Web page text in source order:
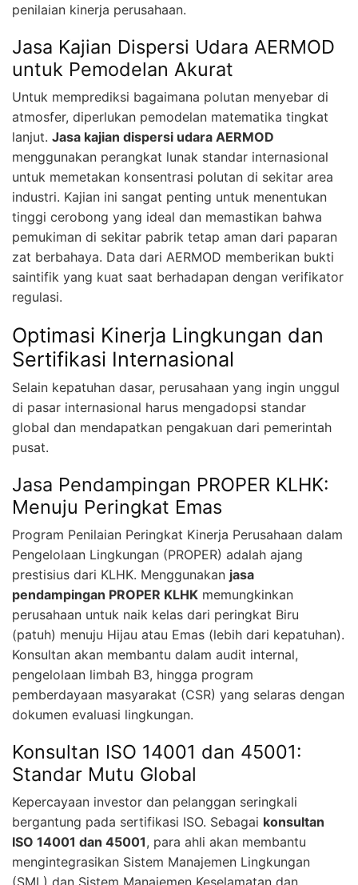
penilaian kinerja perusahaan.
Jasa Kajian Dispersi Udara AERMOD
untuk Pemodelan Akurat
Untuk memprediksi bagaimana polutan menyebar di
atmosfer, diperlukan pemodelan matematika tingkat
lanjut. Jasa kajian dispersi udara AERMOD
menggunakan perangkat lunak standar internasional
untuk memetakan konsentrasi polutan di sekitar area
industri. Kajian ini sangat penting untuk menentukan
tinggi cerobong yang ideal dan memastikan bahwa
pemukiman di sekitar pabrik tetap aman dari paparan
zat berbahaya. Data dari AERMOD memberikan bukti
saintifik yang kuat saat berhadapan dengan verifikator
regulasi.
Optimasi Kinerja Lingkungan dan
Sertifikasi Internasional
Selain kepatuhan dasar, perusahaan yang ingin unggul
di pasar internasional harus mengadopsi standar
global dan mendapatkan pengakuan dari pemerintah
pusat.
Jasa Pendampingan PROPER KLHK:
Menuju Peringkat Emas
Program Penilaian Peringkat Kinerja Perusahaan dalam
Pengelolaan Lingkungan (PROPER) adalah ajang
prestisius dari KLHK. Menggunakan jasa
pendampingan PROPER KLHK memungkinkan
perusahaan untuk naik kelas dari peringkat Biru
(patuh) menuju Hijau atau Emas (lebih dari kepatuhan).
Konsultan akan membantu dalam audit internal,
pengelolaan limbah B3, hingga program
pemberdayaan masyarakat (CSR) yang selaras dengan
dokumen evaluasi lingkungan.
Konsultan ISO 14001 dan 45001:
Standar Mutu Global
Kepercayaan investor dan pelanggan seringkali
bergantung pada sertifikasi ISO. Sebagai konsultan
ISO 14001 dan 45001, para ahli akan membantu
mengintegrasikan Sistem Manajemen Lingkungan
(SML) dan Sistem Manajemen Keselamatan dan